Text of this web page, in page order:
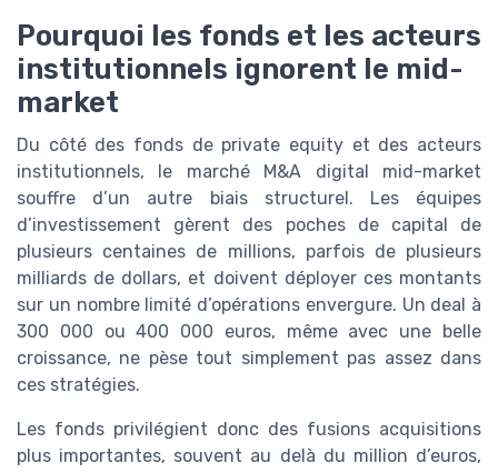
Pourquoi les fonds et les acteurs
institutionnels ignorent le mid-
market
Du côté des fonds de private equity et des acteurs
institutionnels, le marché M&A digital mid-market
souffre d’un autre biais structurel. Les équipes
d’investissement gèrent des poches de capital de
plusieurs centaines de millions, parfois de plusieurs
milliards de dollars, et doivent déployer ces montants
sur un nombre limité d’opérations envergure. Un deal à
300 000 ou 400 000 euros, même avec une belle
croissance, ne pèse tout simplement pas assez dans
ces stratégies.
Les fonds privilégient donc des fusions acquisitions
plus importantes, souvent au delà du million d’euros,